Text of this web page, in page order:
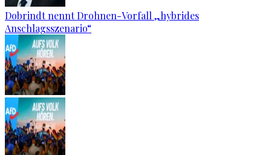
Dobrindt nennt Drohnen-Vorfall „hybrides
Anschlagsszenario“